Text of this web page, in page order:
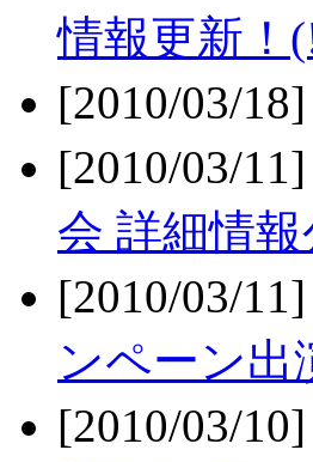
情報更新！
[2010/03/
[2010/03/
会 詳細情
[2010/03/
ンペーン出
[2010/03/